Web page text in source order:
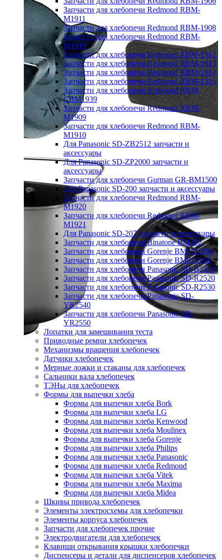
Запчасти для хлебопечи Redmond RBM-
M1911
Запчасти для хлебопечи Redmond RBM-1908
Запчасти для хлебопечи Redmond RBM-
M1919
Запчасти для хлебопечи Redmond RBM-1912
Запчасти для хлебопечи Redmond RBM-1913
Запчасти для хлебопечи Redmond RBM-1914
Запчасти для хлебопечи Redmond RBM-1915
Запчасти для хлебопечи Redmond RBM-
CBM1939
Запчасти для хлебопечи Redmond RBM-
M1909
Запчасти для хлебопечи Redmond RBM-
M1910
Для Panasonic SD-ZB2512 запчасти и
аксессуары
Для Panasonic SD-ZP2000 запчасти и
аксессуары
Запчасти для хлебопечи Gurman GR-BM1500
Для Panasonic SD-200 запчасти и аксессуары
Запчасти для хлебопечи Redmond RBM-
M1920
Запчасти для хлебопечи Redmond RBM-
M1921
Для Panasonic SD-207 запчасти и аксессуары
Запчасти для хлебопечи Binatone BM202
Запчасти для хлебопечи Gorenje BM1210BK
Запчасти для хлебопечи Gorenje BM910WII
Запчасти для хлебопечи Panasonic SD-B2510
Запчасти для хлебопечи Panasonic SD-R2520
Запчасти для хлебопечи Panasonic SD-R2530
Запчасти для хлебопечи Panasonic SD-
YR2540
Запчасти для хлебопечи Panasonic SD-
YR2550
Лопатки для замешивания теста
Приводные ремни хлебопечек
Механизмы вращения хлебопечек
Датчики хлебопечек
Мерные ложки и стаканы для хлебопечек
Сальники вала хлебопечек
ТЭНы для хлебопечек
Формы для выпечки хлеба
Формы для выпечки хлеба Bork
Формы для выпечки хлеба LG
Формы для выпечки хлеба Kenwood
Формы для выпечки хлеба Moulinex
Формы для выпечки хлеба Gorenje
Формы для выпечки хлеба Philips
Формы для выпечки хлеба Panasonic
Формы для выпечки хлеба Redmond
Формы для выпечки хлеба Vitek
Формы для выпечки хлеба Maxima
Формы для выпечки хлеба Midea
Шкивы привода хлебопечек
Элементы электросхемы для хлебопечки
Элементы корпуса хлебопечек
Запчасти для хлебопечек прочие
Электродвигатели для хлебопечек
Клавиши открывания крышки хлебопечки
Диспенсеры и детали для диспенсеров хлебопечек